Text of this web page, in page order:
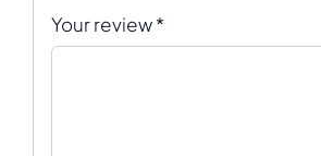
Your review*